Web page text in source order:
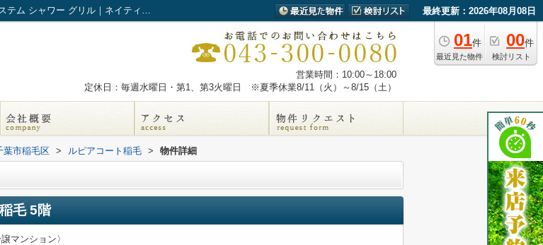
ルピアコート稲毛 ｜南面２室 全居室フローリング 24時間換気システム シャワー グリル｜ネイティブ・トラスト 最終更新：2026年08月08日
01件
最近見た物件
00件
検討リスト
営業時間：10:00～18:00
定休日：毎週水曜日・第1、第3火曜日 ※夏季休業8/11（火）～8/15（土）
葉市稲毛区 > ルピアコート稲毛 > 物件詳細
毛 5階
マンション〉